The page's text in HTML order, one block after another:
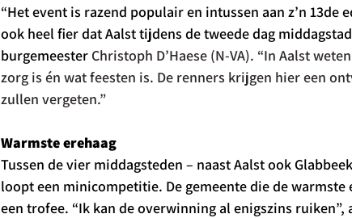
“Het event is razend populair en intussen aan z’n 13de
ook heel fier dat Aalst tijdens de tweede dag
burgemeester Christoph D’Haese (N-VA). “In Aalst
zorg is én wat feesten is. De renners krijgen hier een
zullen vergeten.”
Warmste erehaag
Tussen de vier middagsteden – naast Aalst ook
loopt een minicompetitie. De gemeente die de
een trofee. “Ik kan de overwinning al enigszins ruiken”,